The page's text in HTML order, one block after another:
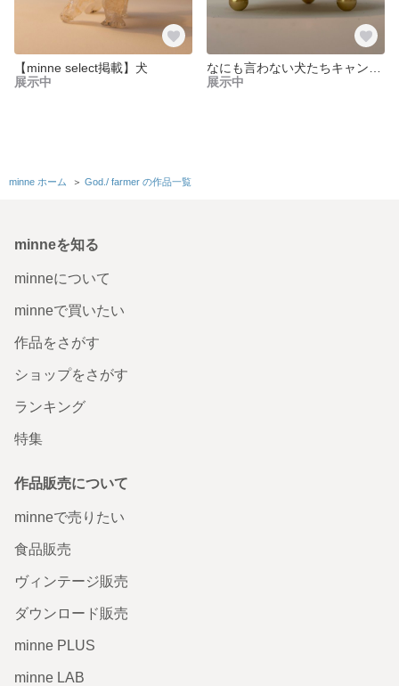
【minne select掲載】犬
展示中
展示中
minne ホーム ＞ God./ farmer の作品一覧
minneを知る
minneについて
minneで買いたい
作品をさがす
ショップをさがす
ランキング
特集
作品販売について
minneで売りたい
食品販売
ヴィンテージ販売
ダウンロード販売
minne PLUS
minne LAB